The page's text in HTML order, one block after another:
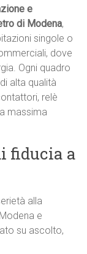
e
di Modena,
singole o
dove
Ogni quadro
alta qualità
relè
massima
fiducia a
alla
e
su ascolto,